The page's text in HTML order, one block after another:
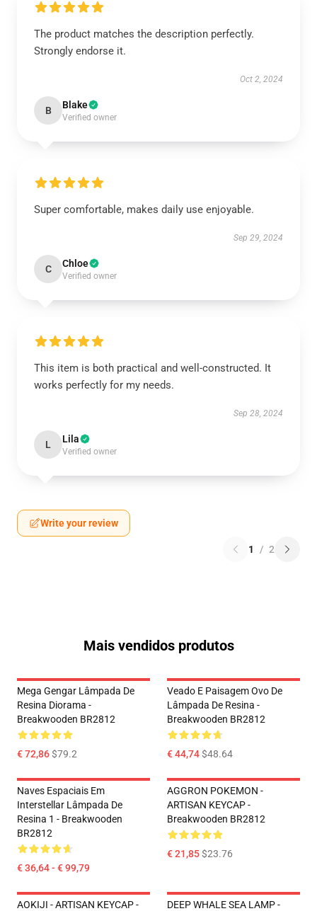
The product matches the description perfectly.
Strongly endorse it.
Oct 2, 2024
B Blake
Verified owner
Super comfortable, makes daily use enjoyable.
Sep 29, 2024
C Chloe
Verified owner
This item is both practical and well-constructed. It
works perfectly for my needs.
Sep 28, 2024
L Lila
Verified owner
Write your review
1 / 2
Mais vendidos produtos
Mega Gengar Lâmpada De
Resina Diorama -
Breakwooden BR2812
€ 72,86$79.2
Veado E Paisagem Ovo De
Lâmpada De Resina -
Breakwooden BR2812
€ 44,74$48.64
Naves Espaciais Em
Interstellar Lâmpada De
Resina 1 - Breakwooden
BR2812
€ 36,64 - € 99,79
AGGRON POKEMON -
ARTISAN KEYCAP -
Breakwooden BR2812
€ 21,85$23.76
AOKIJI - ARTISAN KEYCAP -
DEEP WHALE SEA LAMP -